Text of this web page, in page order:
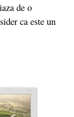
de o
ca este un